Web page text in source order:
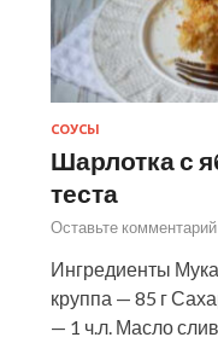
СОУСЫ
Шарлотка с
теста
Оставьте комментарий
Ингредиенты
круппа — 85 г
— 1 ч.л. Масло